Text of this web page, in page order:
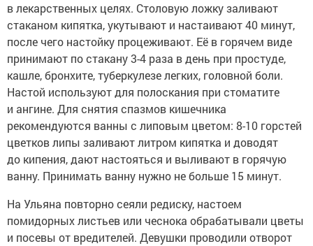
в лекарственных целях. Столовую ложку заливают
стаканом кипятка, укутывают и настаивают 40 минут,
после чего настойку процеживают. Её в горячем виде
принимают по стакану 3-4 раза в день при простуде,
кашле, бронхите, туберкулезе легких, головной боли.
Настой используют для полоскания при стоматите
и ангине. Для снятия спазмов кишечника
рекомендуются ванны с липовым цветом: 8-10 горстей
цветков липы заливают литром кипятка и доводят
до кипения, дают настояться и выливают в горячую
ванну. Принимать ванну нужно не больше 15 минут.
На Ульяна повторно сеяли редиску, настоем
помидорных листьев или чеснока обрабатывали цветы
и посевы от вредителей. Девушки проводили отворот